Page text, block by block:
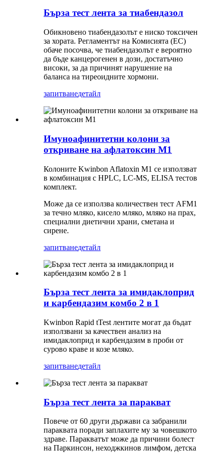
Бърза тест лента за тиабендазол
Обикновено тиабендазолът е ниско токсичен
за хората. Регламентът на Комисията (ЕС)
обаче посочва, че тиабендазолът е вероятно
да бъде канцерогенен в дози, достатъчно
високи, за да причинят нарушение на
баланса на тиреоидните хормони.
запитванедетайл
Имуноафинитетни колони за
откриване на афлатоксин М1
Колоните Kwinbon Aflatoxin M1 се използват
в комбинация с HPLC, LC-MS, ELISA тестов
комплект.
Може да се използва количествен тест AFM1
за течно мляко, кисело мляко, мляко на прах,
специални диетични храни, сметана и
сирене.
запитванедетайл
Бърза тест лента за имидаклоприд
и карбендазим комбо 2 в 1
Kwinbon Rapid tTest лентите могат да бъдат
използвани за качествен анализ на
имидаклоприд и карбендазим в проби от
сурово краве и козе мляко.
запитванедетайл
Бърза тест лента за паракват
Повече от 60 други държави са забранили
параквата поради заплахите му за човешкото
здраве. Паракватът може да причини болест
на Паркинсон, неходжкинов лимфом, детска